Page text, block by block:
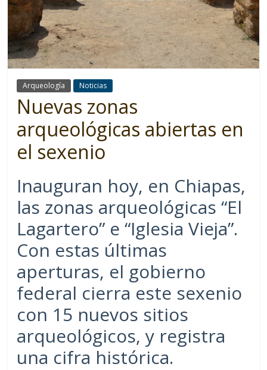
Arqueología Noticias
Nuevas zonas
arqueológicas abiertas en
el sexenio
Inauguran hoy, en Chiapas,
las zonas arqueológicas “El
Lagartero” e “Iglesia Vieja”.
Con estas últimas
aperturas, el gobierno
federal cierra este sexenio
con 15 nuevos sitios
arqueológicos, y registra
una cifra histórica.